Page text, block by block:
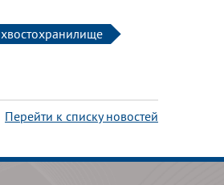
хвостохранилище
Перейти к списку новостей